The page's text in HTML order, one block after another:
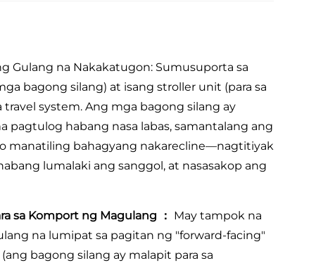
Gulang na Nakakatugon: Sumusuporta sa
bagong silang) at isang stroller unit (para sa
system. Ang mga bagong silang ay
pagtulog habang nasa labas, samantalang ang
manatiling bahagyang nakarecline—nagtitiyak
lumalaki ang sanggol, at nasasakop ang
sa Komport ng Magulang ： May tampok na
na lumipat sa pagitan ng "forward-facing"
bagong silang ay malapit para sa